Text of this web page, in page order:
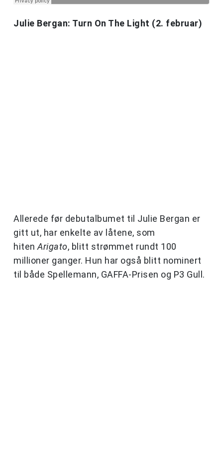
Julie Bergan: Turn On The Light (2. februar)
Allerede før debutalbumet til Julie Bergan er
gitt ut, har enkelte av låtene, som
hiten Arigato, blitt strømmet rundt 100
millioner ganger. Hun har også blitt nominert
til både Spellemann, GAFFA-Prisen og P3 Gull.